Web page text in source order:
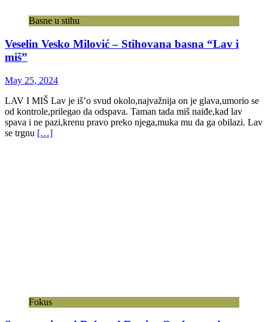
Basne u stihu
Veselin Vesko Milović – Stihovana basna “Lav i
miš”
May 25, 2024
LAV I MIŠ Lav je iš’o svud okolo,najvažnija on je glava,umorio se
od kontrole,prilegao da odspava. Taman tada miš naiđe,kad lav
spava i ne pazi,krenu pravo preko njega,muka mu da ga obilazi. Lav
se trgnu […]
Fokus